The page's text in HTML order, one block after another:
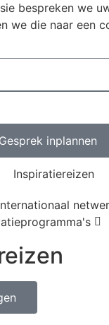
bespreken we
we die naar een
Gesprek inplannen